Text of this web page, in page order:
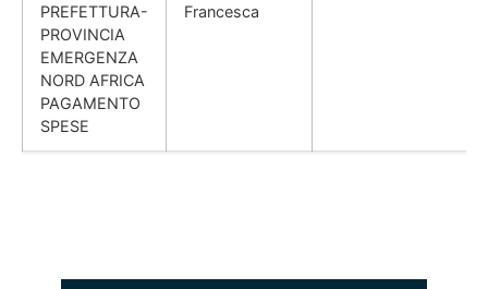
PREFETTURA-
PROVINCIA
EMERGENZA
NORD AFRICA
PAGAMENTO
SPESE
Francesca